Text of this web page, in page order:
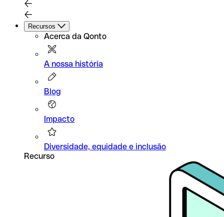
Recursos
Acerca da Qonto
A nossa história
Blog
Impacto
Diversidade, equidade e inclusão
Recurso